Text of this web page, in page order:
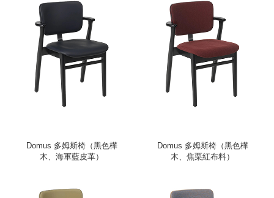
Domus 多姆斯椅（黑色樺
木、海軍藍皮革）
Domus 多姆斯椅（黑色樺
木、焦栗紅布料）